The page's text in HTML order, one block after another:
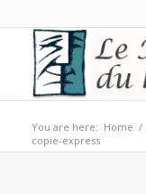
You are here: Home /
copie-express